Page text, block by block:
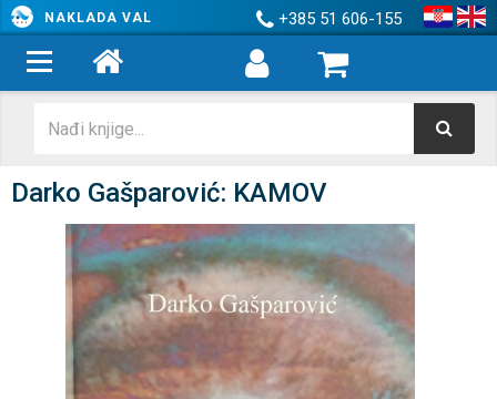
NAKLADA VAL +385 51 606-155
Darko Gašparović: KAMOV